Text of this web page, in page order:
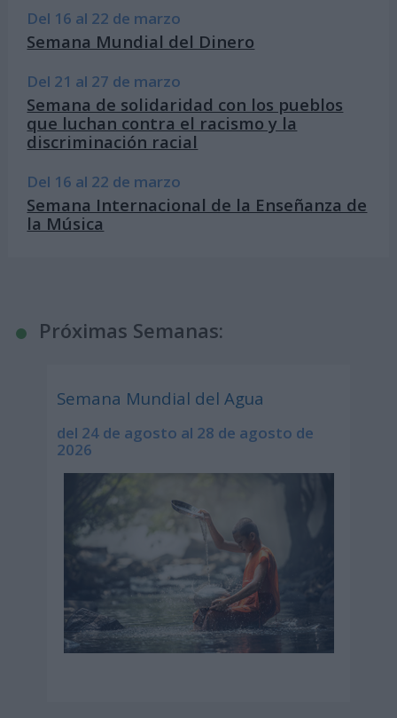
Del 16 al 22 de marzo
Semana Mundial del Dinero
Del 21 al 27 de marzo
Semana de solidaridad con los pueblos
que luchan contra el racismo y la
discriminación racial
Del 16 al 22 de marzo
Semana Internacional de la Enseñanza de
la Música
Próximas Semanas:
Semana Mundial del Agua
del 24 de agosto al 28 de agosto de
2026